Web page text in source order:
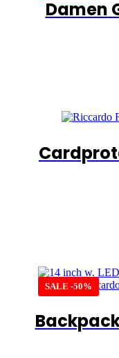
Damen
SALE -50%